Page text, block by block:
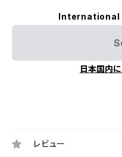
International
日本国内
レビュー